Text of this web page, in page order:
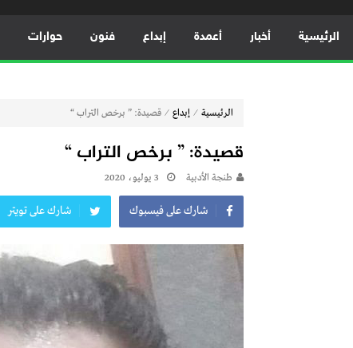
الرئيسية أخبار أعمدة إبداع فنون حوارات
الرئيسية ⁄ إبداع ⁄ قصيدة: ” برخص التراب “
قصيدة: ” برخص التراب “
طنجة الأدبية 3 يوليو، 2020
شارك على فيسبوك شارك على تويتر